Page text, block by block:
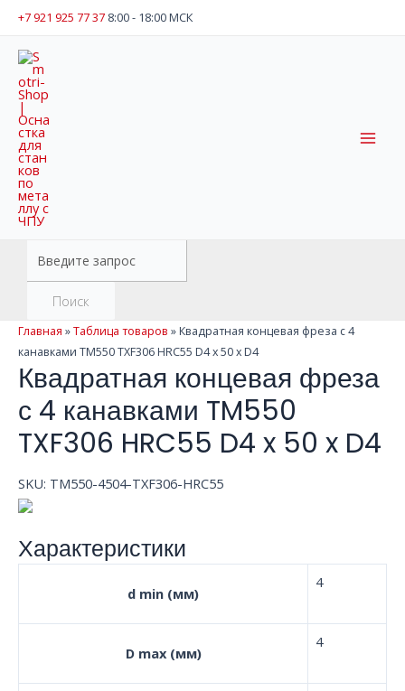
Перейти
содержимому
+7 921 925 77 37 8:00 - 18:00 МСК
товаров
Поиск
Главная »Таблица товаров » Квадратная концевая фреза с 4
канавками TM550 TXF306 HRC55 D4 x 50 x D4
Квадратная концевая фреза
с 4 канавками TM550
TXF306 HRC55 D4 x 50 x D4
SKU: TM550-4504-TXF306-HRC55
Характеристики
d min (мм)
4
D max (мм)
4